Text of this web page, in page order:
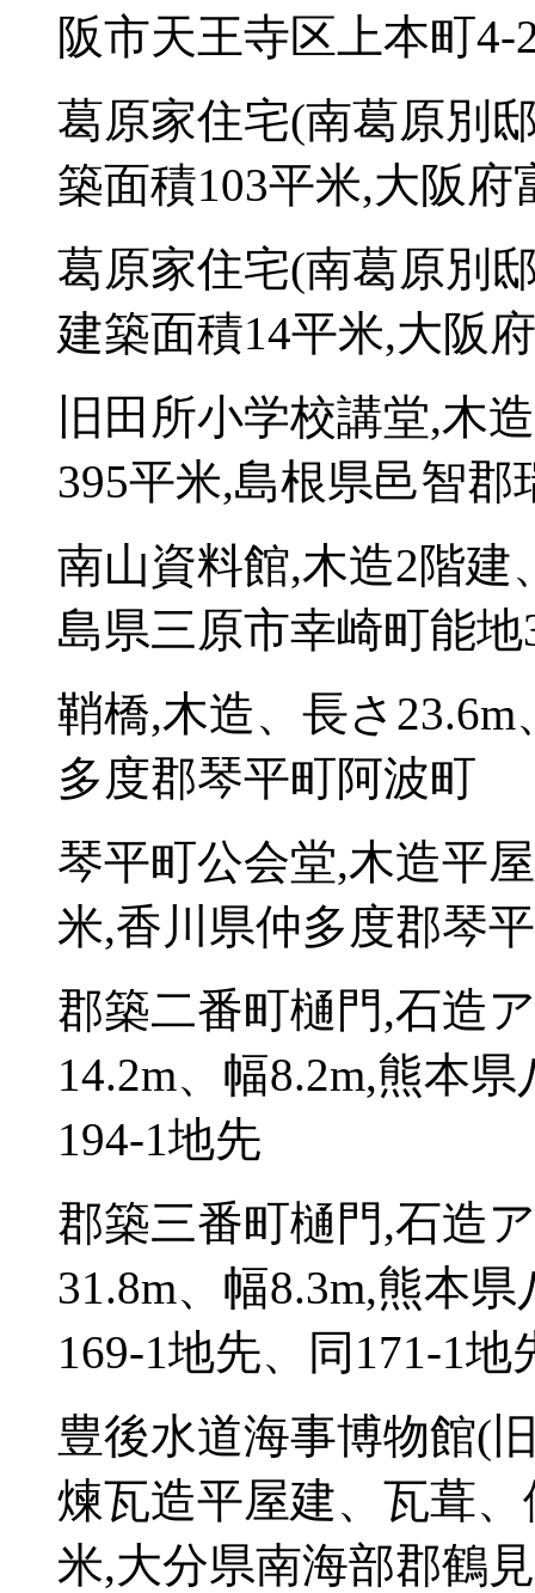
阪市天王寺区上本町4-
葛原家住宅(南葛原別
築面積103平米,大阪府
葛原家住宅(南葛原別
建築面積14平米,大阪
旧田所小学校講堂,木
395平米,島根県邑智郡
南山資料館,木造2階建
島県三原市幸崎町能地
鞘橋,木造、長さ
多度郡琴平町阿波町
琴平町公会堂,木造平
米,香川県仲多度郡琴
郡築二番町樋門,石造
14.2m、幅8.2m,熊本
194-1地先
郡築三番町樋門,石造
31.8m、幅8.3m,熊本
169-1地先、同171-1地
豊後水道海事博物館(
煉瓦造平屋建、瓦葺
米,大分県南海部郡鶴